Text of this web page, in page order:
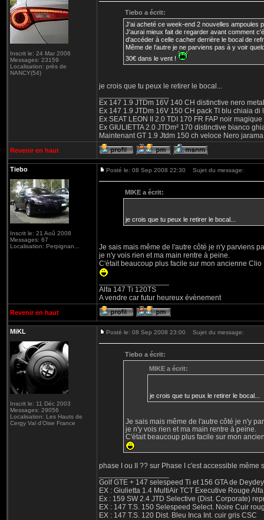
Inscrit le: 24 Mar 2006
Messages: 23159
Localisation: près de
NANCY(54)
Tiebo a écrit:
J'ai acheté ce week-end 2 nouvelles ampoules
J'aurai mieux fait de regarder avant comment
d'accéder à celle cacher derrière le bocal de
Même de l'autre je ne parviens pas à y voir
30€ dans le vent !
je crois que tu peux le retirer le bocal...
Ex 147 1.9 JTDm 16V 140 CH distinctive nero
Ex 147 1.9 JTDm 16V 150 CH pack TI blu chiaia di
Ex SEAT LEON II 2.0 TDI 170 FR FAP noir magique
Ex GIULIETTA 2.0 JTDm² 170 distinctive bianco
Maintenant GT 1.9 Jtdm 150 ch veloce Nero jarama
Revenir en haut
Tiebo
Inscrit le: 21 Aoû 2008
Messages: 67
Localisation: Perpignan...
Posté le: 08 Sep 2008 22:30 Sujet du message:
MIKE a écrit:
je crois que tu peux le retirer le bocal...
Je sais mais même de l'autre côté je n'y parviens
je n'y vois rien et ma main rentre à peine.
C'était beaucoup plus facile sur mon ancienne Clio
Alfa 147 Ti 120TS
A vendre car futur heureux évènement
Revenir en haut
MiKL
Inscrit le: 11 Déc 2003
Messages: 29056
Localisation: Les Hauts de
Cergy Val d'Oise France
Posté le: 08 Sep 2008 23:00 Sujet du message:
Tiebo a écrit:
MIKE a écrit:
je crois que tu peux le retirer le bocal...
Je sais mais même de l'autre côté je n'y
je n'y vois rien et ma main rentre à peine.
C'était beaucoup plus facile sur mon
phase I ou II ?? sur Phase I c'est accessible même
Golf GTE + 147 selespeed Ti et 156 GTA de
EX : Giulietta 1.4 MultiAir TCT Executive Rouge
Ex : 159 SW 2.4 JTD Selective (Dist. Corporate)
EX : 147 T.S. 150 Selespeed Select. Noire Cuir
EX : 147 T.S. 120 Dist. Bleu Inca Int. cuir gris CSC